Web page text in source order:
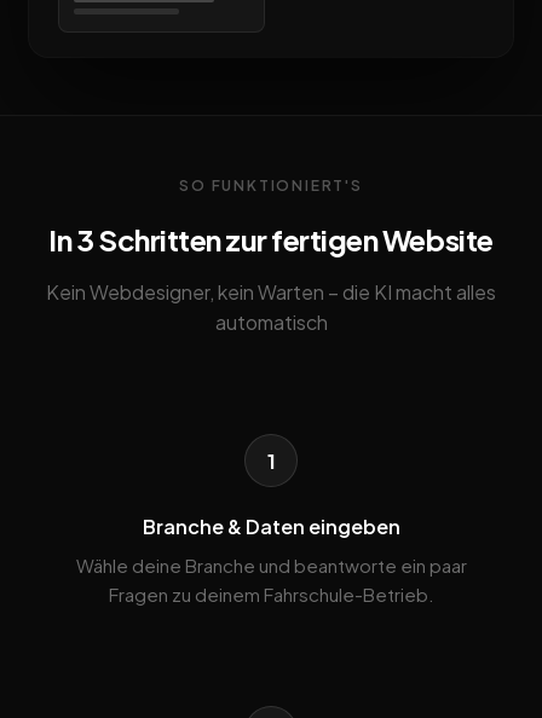
SO FUNKTIONIERT'S
In 3 Schritten zur fertigen Website
Kein Webdesigner, kein Warten – die KI macht alles
automatisch
1
Branche & Daten eingeben
Wähle deine Branche und beantworte ein paar
Fragen zu deinem Fahrschule-Betrieb.